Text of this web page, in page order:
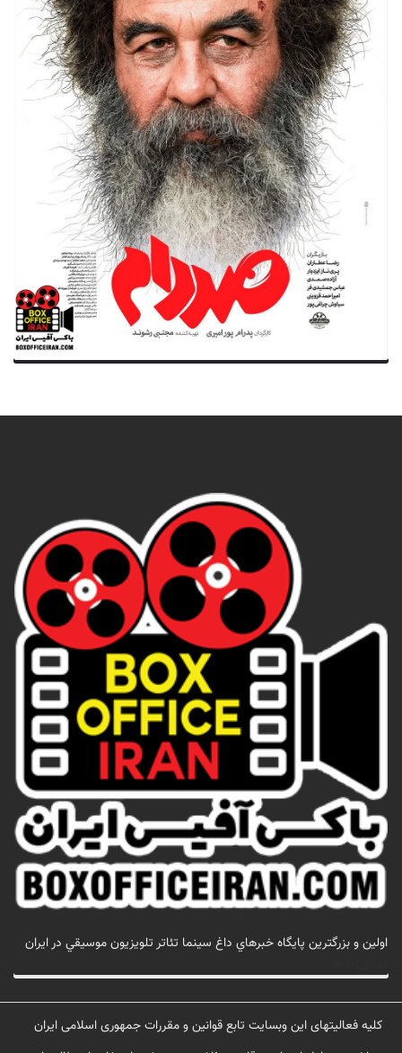
اولين و بزرگترين پايگاه خبرهاي داغ سينما تئاتر تلويزيون موسيقي در ايران
کلیه فعالیتهای این وبسایت تابع قوانین و مقررات جمهوری اسلامی ایران